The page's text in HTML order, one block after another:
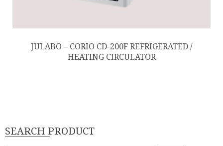
JULABO – CORIO CD-200F REFRIGERATED /
HEATING CIRCULATOR
SEARCH PRODUCT